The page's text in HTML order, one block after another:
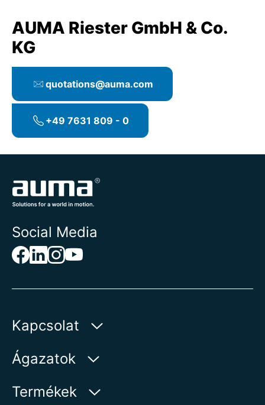
AUMA Riester GmbH & Co.
KG
quotations@auma.com
+49 7631 809 - 0
Social Media
Kapcsolat
AUMA Riester
Aumastr 1
Ágazatok
Víz
Termékek